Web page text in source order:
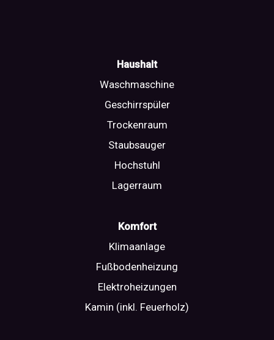
Haushalt
Waschmaschine
Geschirrspüler
Trockenraum
Staubsauger
Hochstuhl
Lagerraum
Komfort
Klimaanlage
Fußbodenheizung
Elektroheizungen
Kamin (inkl. Feuerholz)